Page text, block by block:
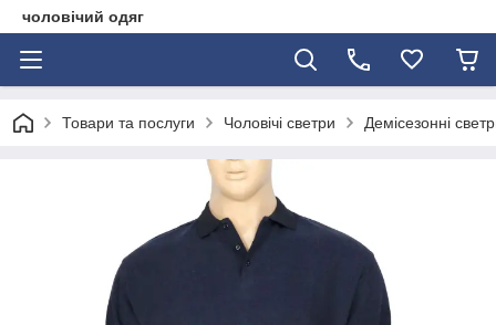
чоловічий одяг
Товари та послуги Чоловічі светри Демісезонні